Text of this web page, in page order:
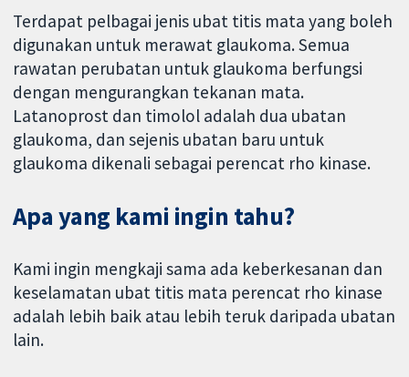
Terdapat pelbagai jenis ubat titis mata yang boleh
digunakan untuk merawat glaukoma. Semua
rawatan perubatan untuk glaukoma berfungsi
dengan mengurangkan tekanan mata.
Latanoprost dan timolol adalah dua ubatan
glaukoma, dan sejenis ubatan baru untuk
glaukoma dikenali sebagai perencat rho kinase.
Apa yang kami ingin tahu?
Kami ingin mengkaji sama ada keberkesanan dan
keselamatan ubat titis mata perencat rho kinase
adalah lebih baik atau lebih teruk daripada ubatan
lain.